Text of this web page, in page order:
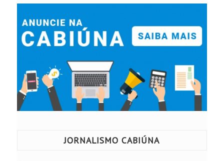
JORNALISMO CABIÚNA